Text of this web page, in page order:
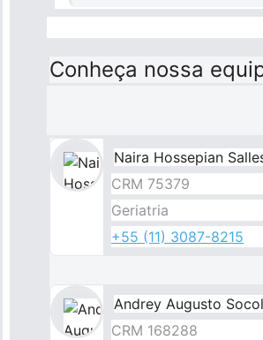
Conheça nossa
Imagem Naira Hossepian
CRM 75379
Geriatria
+55 (11) 3087-8215
Imagem Andrey Augusto
CRM 168288